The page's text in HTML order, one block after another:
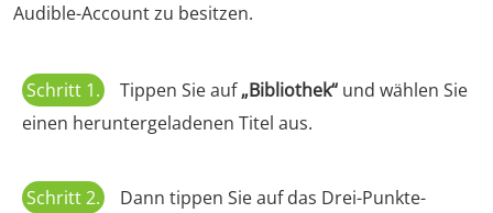
Audible-Account zu besitzen.
Schritt 1. Tippen Sie auf„Bibliothek“ und wählen Sie
einen heruntergeladenen Titel aus.
Schritt 2.
Dann tippen Sie auf das Drei-Punkte-